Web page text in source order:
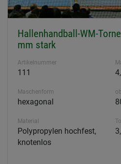
Hallenhandball-WM-
mm stark
Artikelnummer
111
Maschenform
hexagonal
Material
Polypropylen hochfest,
knotenlos